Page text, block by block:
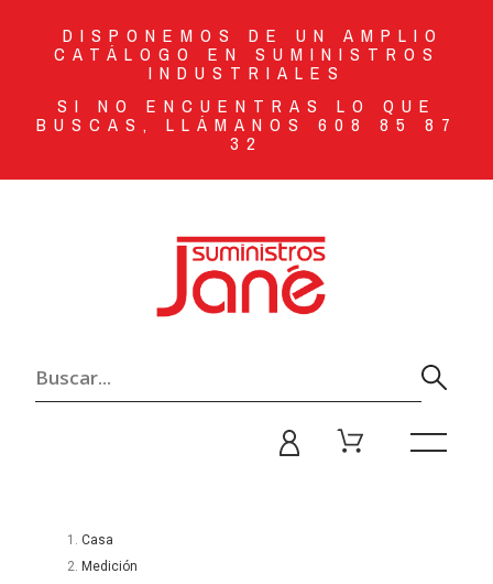
DISPONEMOS DE UN AMPLIO
CATÁLOGO EN SUMINISTROS
INDUSTRIALES
SI NO ENCUENTRAS LO QUE
BUSCAS, LLÁMANOS 608 85 87
32
Casa
Medición